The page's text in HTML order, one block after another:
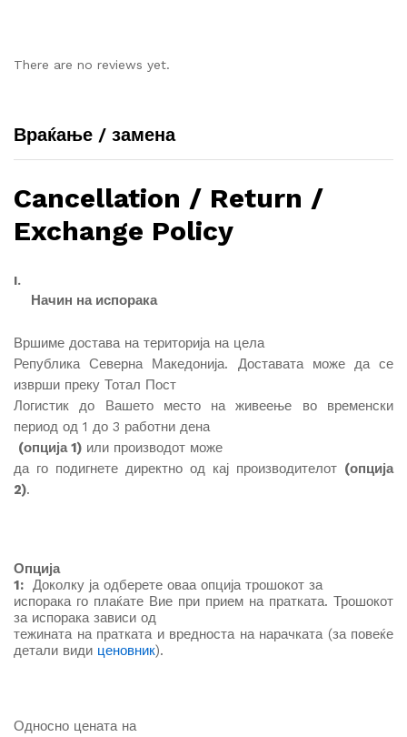
There are no reviews yet.
Враќање / замена
Cancellation / Return /
Exchange Policy
I.
Начин на испорака
Вршиме достава на територија на цела
Република Северна Македонија. Доставата може да се
изврши преку Тотал Пост
Логистик до Вашето место на живеење во временски
период од 1 до 3 работни дена
(опција 1) или производот може
да го подигнете директно од кај производителот (опција
2).
Опција
1: Доколку ја одберете оваа опција трошокот за
испорака го плаќате Вие при прием на пратката. Трошокот
за испорака зависи од
тежината на пратката и вредноста на нарачката (за повеќе
детали види ценовник).
Односно цената на